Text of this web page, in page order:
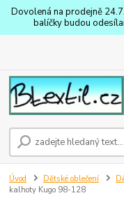
Dovolená na prodejně
balíčky budou
Úvod Dětské oblečení
kalhoty Kugo 98-128